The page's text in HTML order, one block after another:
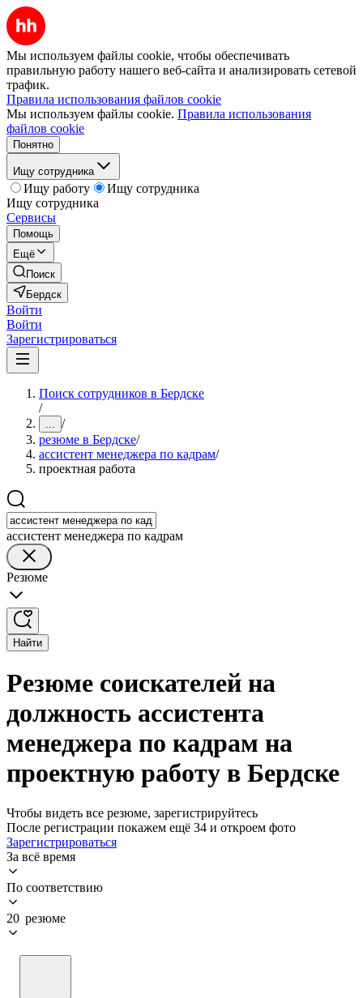
Мы используем файлы cookie, чтобы обеспечивать
правильную работу нашего веб-сайта и анализировать сетевой
трафик.
Правила использования файлов cookie
Мы используем файлы cookie. Правила использования
файлов cookie
Понятно
Ищу сотрудника
Ищу работу
Ищу сотрудника
Ищу сотрудника
Сервисы
Помощь
Ещё
Поиск
Бердск
Войти
Войти
Зарегистрироваться
Поиск сотрудников в Бердске
/
... /
резюме в Бердске/
ассистент менеджера по кадрам/
проектная работа
ассистент менеджера по кадрам
Резюме
Найти
Резюме соискателей на
должность ассистента
менеджера по кадрам на
проектную работу в Бердске
Чтобы видеть все резюме, зарегистрируйтесь
После регистрации покажем ещё 34 и откроем фото
Зарегистрироваться
За всё время
По соответствию
20 резюме